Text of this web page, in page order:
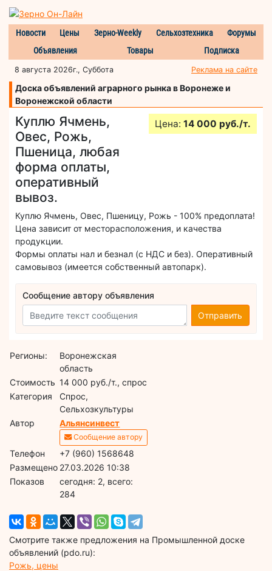
Новости Цены Зерно-Weekly Сельхозтехника
Форумы
Объявления
Товары Подписка
8 августа 2026г., Суббота Реклама на сайте
Доска объявлений аграрного рынка в Воронеже и
Воронежской области
Куплю Ячмень,
Овес, Рожь,
Пшеница, любая
форма оплаты,
оперативный
вывоз.
Цена: 14 000 руб./т.
Куплю Ячмень, Овес, Пшеницу, Рожь - 100% предоплата!
Цена зависит от месторасположения, и качества
продукции.
Формы оплаты нал и безнал (с НДС и без). Оперативный
самовывоз (имеется собственный автопарк).
Сообщение автору объявления
Отправить
Регионы:
Воронежская
область
Стоимость 14 000 руб./т., спрос
Категория
Спрос,
Сельхозкультуры
Автор
Альянсинвест
Сообщение автору
Телефон
+7 (960) 1568648
Размещено 27.03.2026 10:38
Показов
cегодня: 2, всего:
284
Смотрите также предложения на Промышленной доске
объявлений (pdo.ru):
Рожь, цены